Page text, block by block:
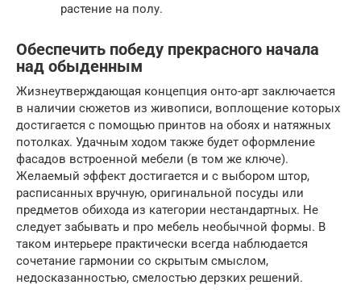
растение на полу.
Обеспечить победу прекрасного начала
над обыденным
Жизнеутверждающая концепция онто-арт заключается
в наличии сюжетов из живописи, воплощение которых
достигается с помощью принтов на обоях и натяжных
потолках. Удачным ходом также будет оформление
фасадов встроенной мебели (в том же ключе).
Желаемый эффект достигается и с выбором штор,
расписанных вручную, оригинальной посуды или
предметов обихода из категории нестандартных. Не
следует забывать и про мебель необычной формы. В
таком интерьере практически всегда наблюдается
сочетание гармонии со скрытым смыслом,
недосказанностью, смелостью дерзких решений.